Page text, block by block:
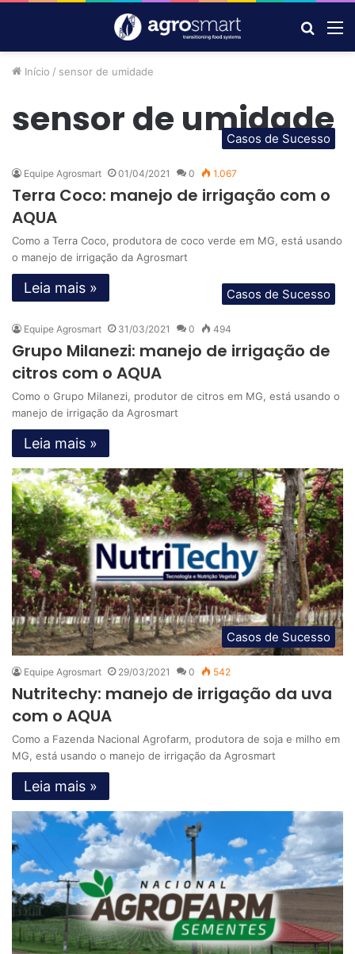
por
Início / sensor de umidade
sensor de umidade
Casos de Sucesso
Equipe Agrosmart 01/04/2021 0 1.067
Terra Coco: manejo de irrigação com o
AQUA
Como a Terra Coco, produtora de coco verde em MG, está usando
o manejo de irrigação da Agrosmart
Leia mais » Casos de Sucesso
Equipe Agrosmart 31/03/2021 0 494
Grupo Milanezi: manejo de irrigação de
citros com o AQUA
Como o Grupo Milanezi, produtor de citros em MG, está usando o
manejo de irrigação da Agrosmart
Leia mais »
Casos de Sucesso
Equipe Agrosmart 29/03/2021 0 542
Nutritechy: manejo de irrigação da uva
com o AQUA
Como a Fazenda Nacional Agrofarm, produtora de soja e milho em
MG, está usando o manejo de irrigação da Agrosmart
Leia mais »